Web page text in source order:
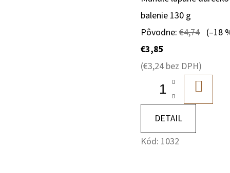
balenie 130 g
Pôvodne:€4,74 (–18
€3,85
(€3,24 bez DPH)
DETAIL
Kód: 1032